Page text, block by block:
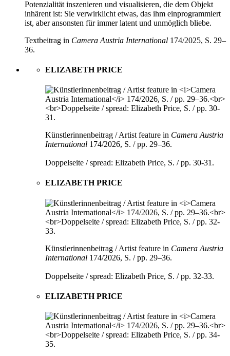
Potenzialität inszenieren und visualisieren, die dem Objekt
inhärent ist: Sie verwirklicht etwas, das ihm einprogrammiert
ist, aber ansonsten für immer latent und unmöglich bliebe.
Textbeitrag in Camera Austria International 174/2025, S. 29–
36.
ELIZABETH PRICE
Künstlerinnenbeitrag / Artist feature in Camera Austria
International 174/2026, S. / pp. 29–36.
Doppelseite / spread: Elizabeth Price, S. / pp. 30-31.
ELIZABETH PRICE
Künstlerinnenbeitrag / Artist feature in Camera Austria
International 174/2026, S. / pp. 29–36.
Doppelseite / spread: Elizabeth Price, S. / pp. 32-33.
ELIZABETH PRICE